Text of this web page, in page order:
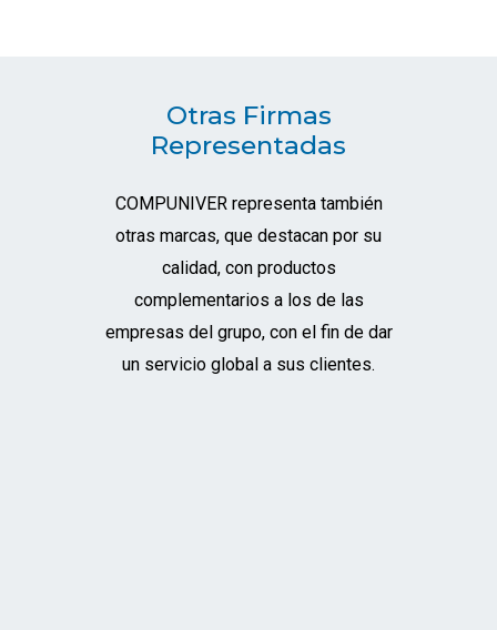
Otras Firmas
Representadas
COMPUNIVER representa también
otras marcas, que destacan por su
calidad, con productos
complementarios a los de las
empresas del grupo, con el fin de dar
un servicio global a sus clientes.